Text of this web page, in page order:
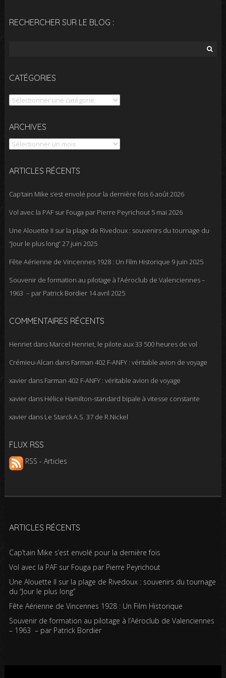
RECHERCHER SUR LE BLOG :
CATÉGORIES
Catégories
ARCHIVES
Archives
ARTICLES RÉCENTS
Cap’tain Mike s’est envolé pour la dernière fois 6 août 2026
Vol avec la PAF sur Fouga par Pierre Peyrichout 5 mai 2026
Une Alouette II sur la plage de Rivedoux : souvenirs du tournage du
“Jour le plus long” 27 juin 2025
Fête Aérienne de Vincennes 1928 : Un Film Historique 9 juin 2025
Souvenir de formation au pilotage à l’Aéroclub de Valenciennes –
1963 – par Patrick Bordier 14 avril 2025
COMMENTAIRES RÉCENTS
Henrietdans Marcel Henriet, le pilote aux 33 500 heures de vol
Crémieu-Alcan dans Farman 402 F-ANFY : véritable avion de voyage
xavierdans Farman 402 F-ANFY : véritable avion de voyage
xavierdans Hélice Hamilton-standard bipale à vitesse constante
xavierdans Le Starck A.S. 37 de R.Nickel
FLUX RSS
RSS - Articles
ARTICLES RÉCENTS
Cap’tain Mike s’est envolé pour la dernière fois
Vol avec la PAF sur Fouga par Pierre Peyrichout
Une Alouette II sur la plage de Rivedoux : souvenirs du tournage
du “Jour le plus long”
Fête Aérienne de Vincennes 1928 : Un Film Historique
Souvenir de formation au pilotage à l’Aéroclub de Valenciennes
– 1963 – par Patrick Bordier